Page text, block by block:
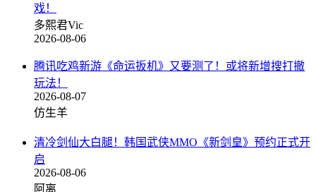
戏！
多熙君Vic
2026-08-06
腾讯吃鸡新游《命运扳机》又要测了！或将新增搜打撤
玩法！
2026-08-07
仿生羊
清冷剑仙大白腿！韩国武侠MMO《新剑皇》预约正式开
启
2026-08-06
阿离